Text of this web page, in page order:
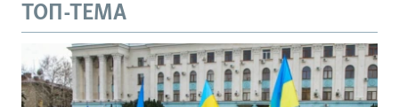
ТОП-ТЕМА